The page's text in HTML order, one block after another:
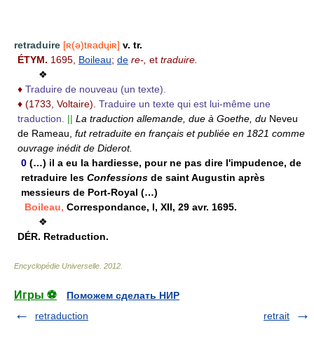
retraduire [ʀ(ə)tʀadɥiʀ] v. tr.
ÉTYM. 1695, Boileau; de re-, et traduire.
❖
♦ Traduire de nouveau (un texte).
♦ (1733, Voltaire). Traduire un texte qui est lui-même une
traduction.
|| La traduction allemande, due à Goethe, du Neveu
de Rameau, fut retraduite en français et publiée en 1821 comme
ouvrage inédit de Diderot.
0 (…) il a eu la hardiesse, pour ne pas dire l'impudence, de
retraduire les Confessions de saint Augustin après
messieurs de Port-Royal (…)
Boileau, Correspondance, I, XII, 29 avr. 1695.
❖
DÉR. Retraduction.
Encyclopédie Universelle 2012
Игры ⚽
Поможем сделать НИР
retraduction
retrait